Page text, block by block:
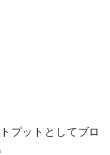
プットとしてブロ